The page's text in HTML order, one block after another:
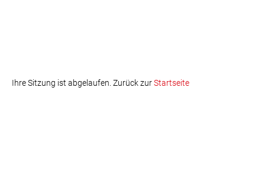
Ihre Sitzung ist abgelaufen. Zurück zurStartseite